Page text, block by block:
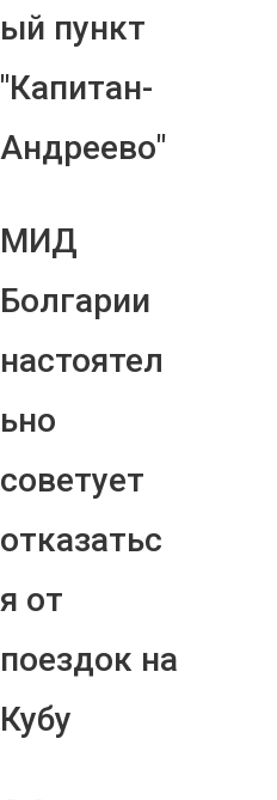
ый пункт
"Капитан-
Андреево"
МИД
Болгарии
настоятел
ьно
советует
отказатьс
я от
поездок на
Кубу